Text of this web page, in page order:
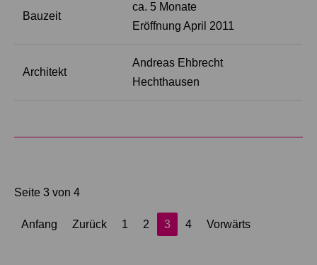
Bauzeit
ca. 5 Monate
Eröffnung April 2011
Architekt
Andreas Ehbrecht
Hechthausen
Seite 3 von 4
Anfang Zurück 1 2 3 4 Vorwärts